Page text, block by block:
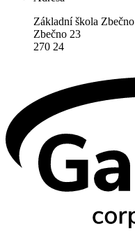
Základní škola Zbečno
Zbečno 23
270 24